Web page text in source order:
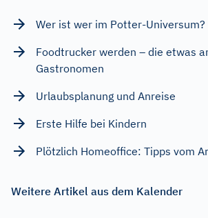
Wer ist wer im Potter-Universum?
Foodtrucker werden – die etwas
Gastronomen
Urlaubsplanung und Anreise
Erste Hilfe bei Kindern
Plötzlich Homeoffice: Tipps vom
Weitere Artikel aus dem Kalender